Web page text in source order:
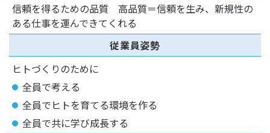
信頼を得るための品質 高品質＝信頼を生み、新規性の
ある仕事を運んできてくれる
従業員姿勢
ヒトづくりのために
全員で考える
全員でヒトを育てる環境を作る
全員で共に学び成長する